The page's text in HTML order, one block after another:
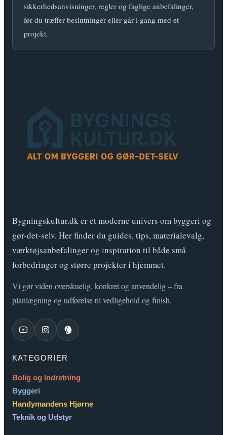
sikkerhedsanvisninger, regler og faglige anbefalinger,
før du træffer beslutninger eller går i gang med et
projekt.
Bygningskultur.dk er et moderne univers om byggeri og
gør-det-selv. Her finder du guides, tips, materialevalg,
værktøjsanbefalinger og inspiration til både små
forbedringer og større projekter i hjemmet.
Vi gør viden overskuelig, konkret og anvendelig – fra
planlægning og udførelse til vedligehold og finish.
KATEGORIER
Bolig og Indretning
Byggeri
Handymandens Hjørne
Teknik og Udstyr